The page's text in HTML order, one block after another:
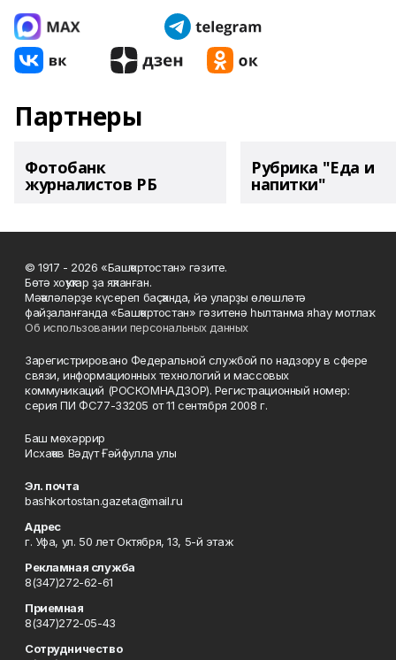
Партнеры
Фотобанк
журналистов РБ
Рубрика "Еда и
напитки"
© 1917 - 2026 «Башҡортостан» гәзите.
Бөтә хоҡуҡтар ҙа яҡланған.
Мәҡәләләрҙе күсереп баҫҡанда, йә уларҙы өлөшләтә
файҙаланғанда «Башҡортостан» гәзитенә һылтанма яһау мотлаҡ.
Об использовании персональных данных
Зарегистрировано Федеральной службой по надзору в сфере
связи, информационных технологий и массовых
коммуникаций (РОСКОМНАДЗОР). Регистрационный номер:
серия ПИ ФС77-33205 от 11 сентября 2008 г.
Баш мөхәррир
Исхаҡов Вәдүт Ғәйфулла улы
Эл. почта
bashkortostan.gazeta@mail.ru
Адрес
г. Уфа, ул. 50 лет Октября, 13, 5-й этаж
Рекламная служба
8(347)272-62-61
Приемная
8(347)272-05-43
Сотрудничество